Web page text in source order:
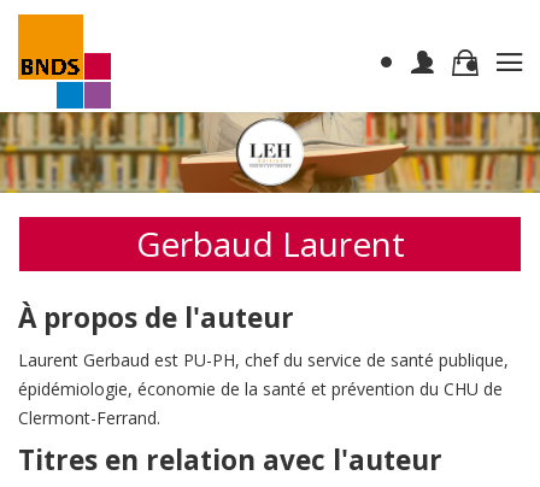
Gerbaud Laurent
À propos de l'auteur
Laurent Gerbaud est PU-PH, chef du service de santé publique,
épidémiologie, économie de la santé et prévention du CHU de
Clermont-Ferrand.
Titres en relation avec l'auteur